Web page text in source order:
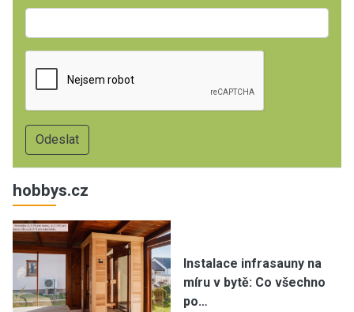
hobbys.cz
Instalace infrasauny na
míru v bytě: Co všechno
po…